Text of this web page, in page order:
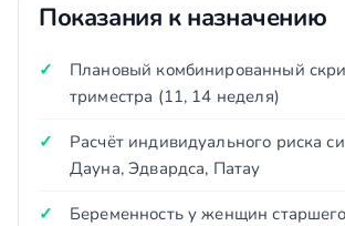
Показания к назначению
Плановый комбинированный
триместра (11, 14 неделя)
Расчёт индивидуального риска
Дауна, Эдвардса, Патау
Беременность у женщин старшего